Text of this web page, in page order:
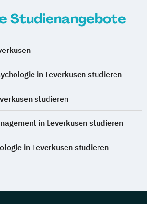
Studienangebote
in Leverkusen studieren
studieren
in Leverkusen studieren
in Leverkusen studieren